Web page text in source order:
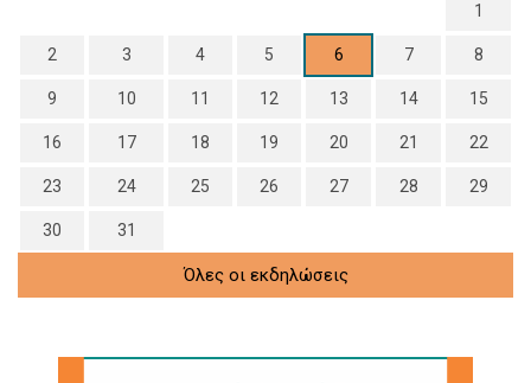
1
2 3 4 5 6 7 8
9 10 11 12 13 14 15
16 17 18 19 20 21 22
23 24 25 26 27 28 29
30 31
Όλες οι εκδηλώσεις